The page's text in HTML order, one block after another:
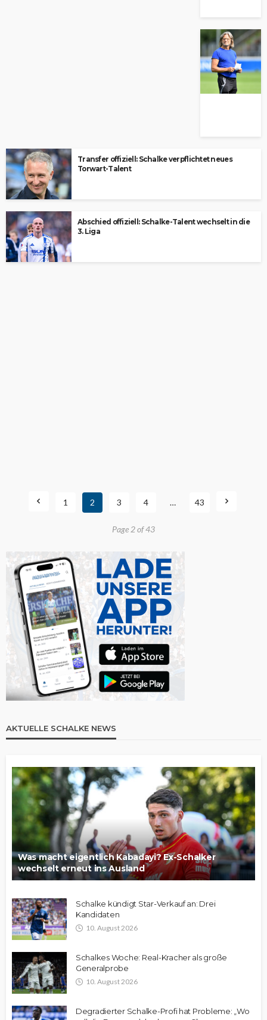
Transfer offiziell: Schalke verpflichtet neues
Torwart-Talent
Abschied offiziell: Schalke-Talent wechselt in die
3. Liga
1 2 3 4 … 43
Page 2 of 43
AKTUELLE SCHALKE NEWS
Was macht eigentlich Kabadayi? Ex-Schalker
wechselt erneut ins Ausland
Schalke kündigt Star-Verkauf an: Drei
Kandidaten
10. August 2026
Schalkes Woche: Real-Kracher als große
Generalprobe
10. August 2026
Degradierter Schalke-Profi hat Probleme: „Wo